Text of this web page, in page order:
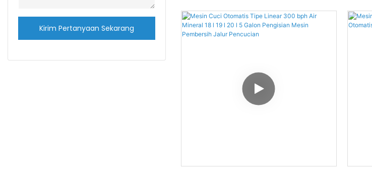
Kirim Pertanyaan Sekarang
Berkarbonasi, Mesin Pembuat
Minuman Ringan Berkarbonasi